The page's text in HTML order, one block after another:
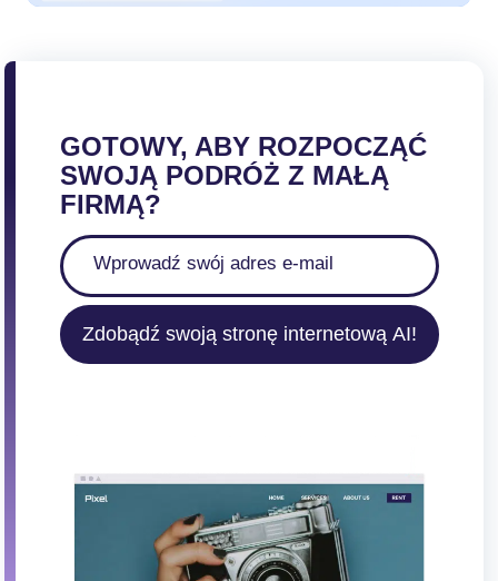
GOTOWY, ABY ROZPOCZĄĆ
SWOJĄ PODRÓŻ Z MAŁĄ
FIRMĄ?
Zdobądź swoją stronę internetową AI!